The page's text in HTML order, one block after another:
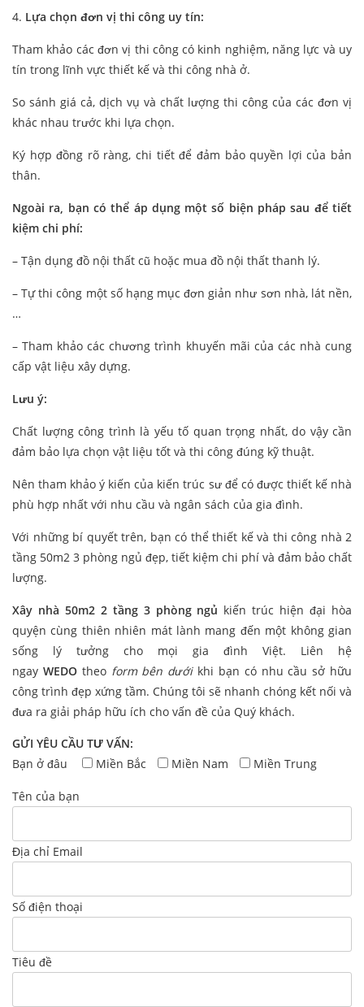
4. Lựa chọn đơn vị thi công uy tín:
Tham khảo các đơn vị thi công có kinh nghiệm, năng lực và uy
tín trong lĩnh vực thiết kế và thi công nhà ở.
So sánh giá cả, dịch vụ và chất lượng thi công của các đơn vị
khác nhau trước khi lựa chọn.
Ký hợp đồng rõ ràng, chi tiết để đảm bảo quyền lợi của bản
thân.
Ngoài ra, bạn có thể áp dụng một số biện pháp sau để tiết
kiệm chi phí:
– Tận dụng đồ nội thất cũ hoặc mua đồ nội thất thanh lý.
– Tự thi công một số hạng mục đơn giản như sơn nhà, lát nền,
…
– Tham khảo các chương trình khuyến mãi của các nhà cung
cấp vật liệu xây dựng.
Lưu ý:
Chất lượng công trình là yếu tố quan trọng nhất, do vậy cần
đảm bảo lựa chọn vật liệu tốt và thi công đúng kỹ thuật.
Nên tham khảo ý kiến của kiến trúc sư để có được thiết kế nhà
phù hợp nhất với nhu cầu và ngân sách của gia đình.
Với những bí quyết trên, bạn có thể thiết kế và thi công nhà 2
tầng 50m2 3 phòng ngủ đẹp, tiết kiệm chi phí và đảm bảo chất
lượng.
Xây nhà 50m2 2 tầng 3 phòng ngủ kiến trúc hiện đại hòa
quyện cùng thiên nhiên mát lành mang đến một không gian
sống lý tưởng cho mọi gia đình Việt. Liên hệ
ngay WEDOtheo form bên dướikhi bạn có nhu cầu sở hữu
công trình đẹp xứng tầm. Chúng tôi sẽ nhanh chóng kết nối và
đưa ra giải pháp hữu ích cho vấn đề của Quý khách.
GỬI YÊU CẦU TƯ VẤN:
Bạn ở đâu
Miền Bắc Miền Nam Miền Trung
Tên của bạn
Địa chỉ Email
Số điện thoại
Tiêu đề